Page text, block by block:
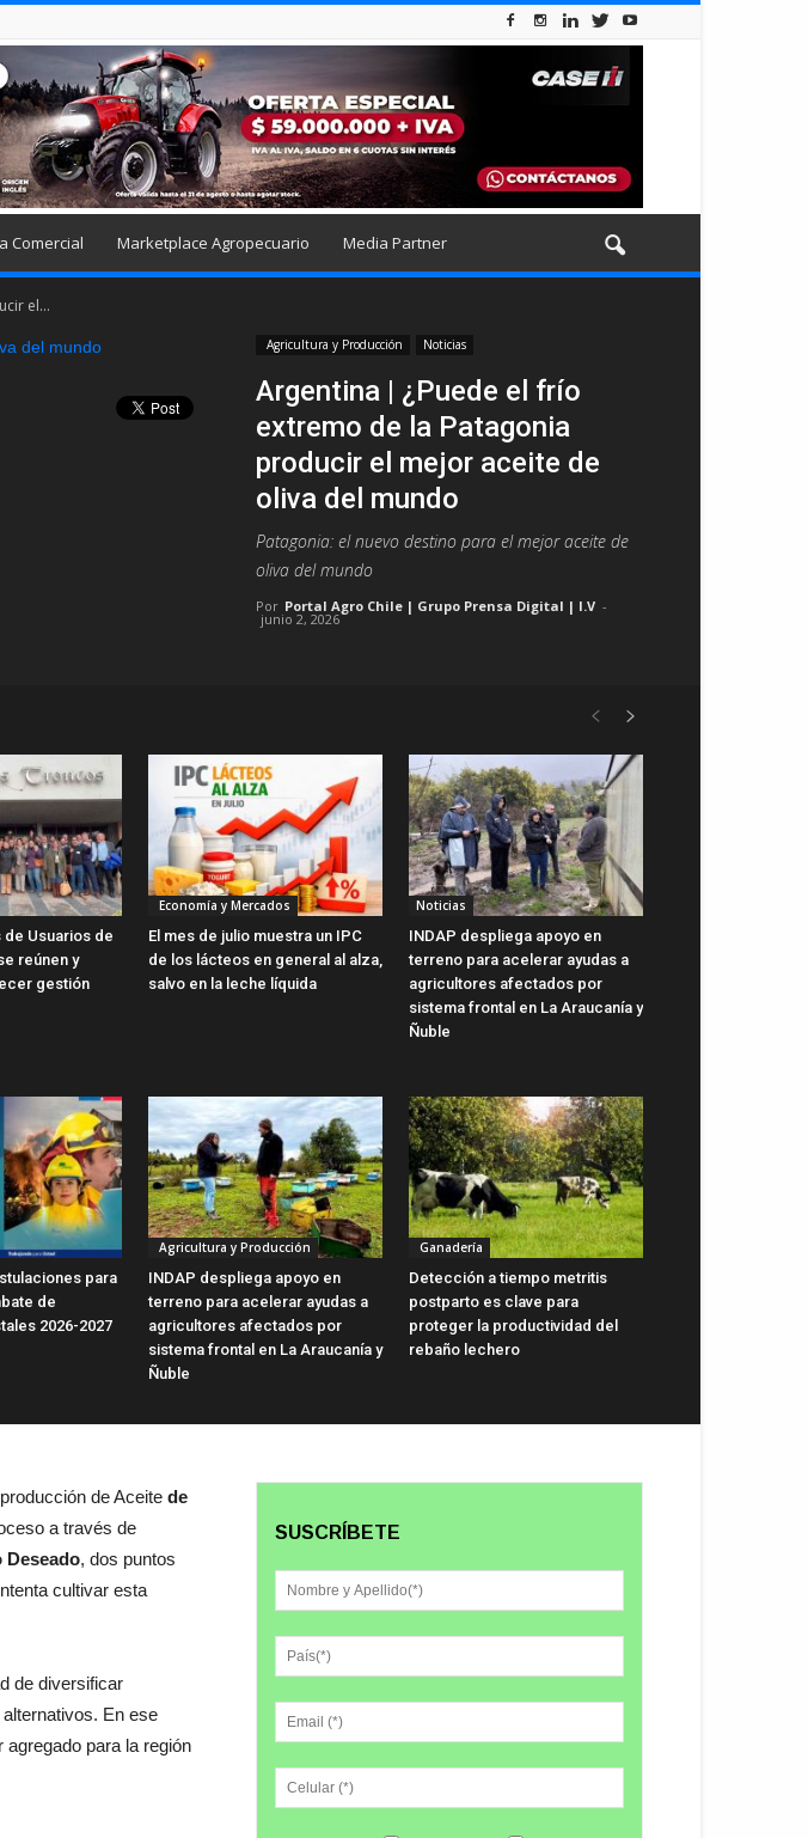
Comercial Marketplace Agropecuario Media Partner
el...
Agricultura y Producción Noticias
Argentina | ¿Puede el frío
extremo de la Patagonia
producir el mejor aceite de
oliva del mundo
Patagonia: el nuevo destino para el mejor aceite de
oliva del mundo
Por Portal Agro Chile | Grupo Prensa Digital | I.V -
junio 2, 2026
Usuarios de
reúnen y
gestión
Economía y Mercados
El mes de julio muestra un IPC
de los lácteos en general al alza,
salvo en la leche líquida
Noticias
INDAP despliega apoyo en
terreno para acelerar ayudas a
agricultores afectados por
sistema frontal en La Araucanía y
Ñuble
para
de
2026-2027
Agricultura y Producción
INDAP despliega apoyo en
terreno para acelerar ayudas a
agricultores afectados por
sistema frontal en La Araucanía y
Ñuble
Ganadería
Detección a tiempo metritis
postparto es clave para
proteger la productividad del
rebaño lechero
de Aceite de
a través de
Deseado, dos puntos
cultivar esta
de diversificar
En ese
para la región
SUSCRÍBETE